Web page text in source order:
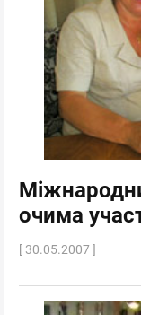
очима
[ 30.05.2007 ]